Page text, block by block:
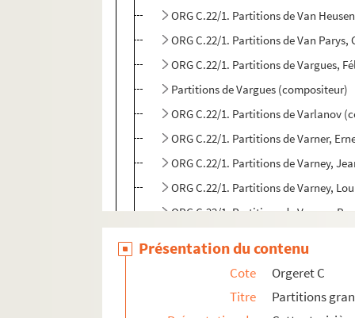
ORG C.22/1. Partitions de Van
ORG C.22/1. Partitions de Van
ORG C.22/1. Partitions de Vargues,
Partitions de Vargues (compositeur)
ORG C.22/1. Partitions de Varlanov
ORG C.22/1. Partitions de Varner,
ORG C.22/1. Partitions de Varney,
ORG C.22/1. Partitions de Varney,
ORG C.22/1. Partitions de Varnay,
Présentation du contenu
Cote
Orgeret C
Titre
Partitions